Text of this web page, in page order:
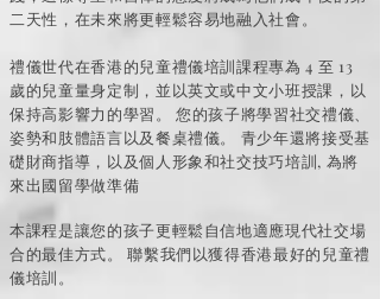
二天性，在未來將更輕鬆容易地融入社會。
禮儀世代在香港的兒童禮儀培訓課程專為 4 至 13
歲的兒童量身定制，並以英文或中文小班授課，以
保持高影響力的學習。 您的孩子將學習社交禮儀、
姿勢和肢體語言以及餐桌禮儀。 青少年還將接受基
礎財商指導，以及個人形象和社交技巧培訓, 為將
來出國留學做準備
本課程是讓您的孩子更輕鬆自信地適應現代社交場
合的最佳方式。 聯繫我們以獲得香港最好的兒童禮
儀培訓。